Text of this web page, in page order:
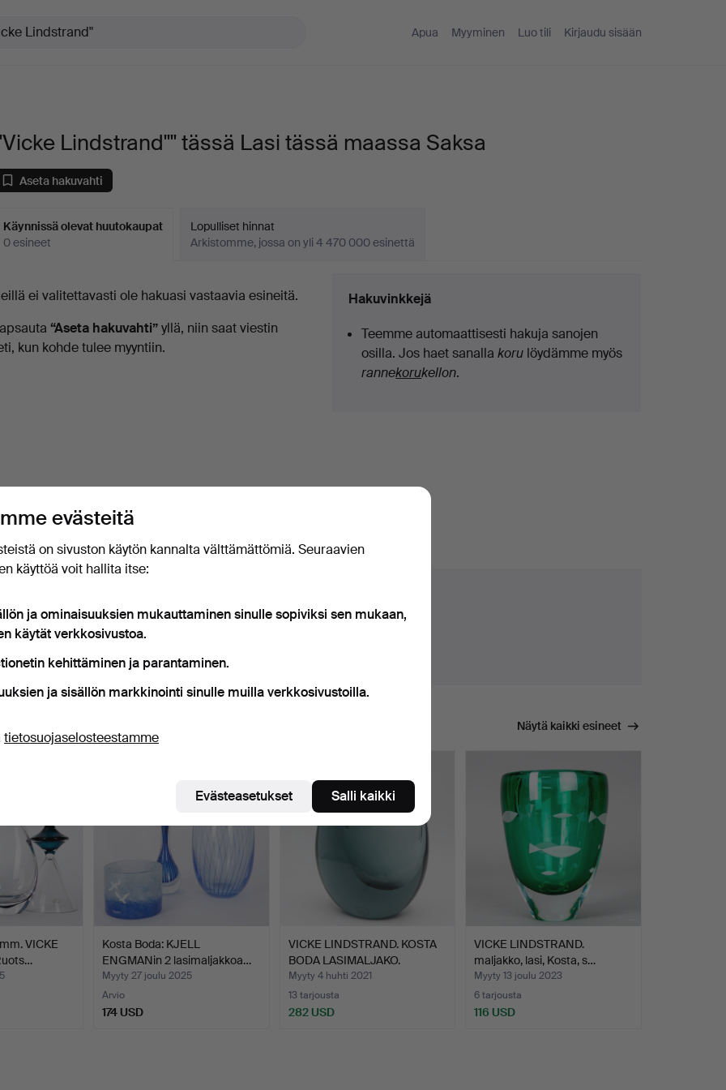
Apua Myyminen Luo tili Kirjaudu sisään
Lindstrand"" tässä Lasi tässä maassa Saksa
Aseta hakuvahti
Käynnissä olevat huutokaupat
0 esineet
Lopulliset hinnat
Arkistomme, jossa on yli 4 470 000 esinettä
ei valitettavasti ole hakuasi vastaavia esineitä.
“Aseta hakuvahti”yllä, niin saat viestin
kun kohde tulee myyntiin.
Hakuvinkkejä
Teemme automaattisesti hakuja sanojen
osilla. Jos haet sanallakoru löydämme myös
rannekorukellon.
on kiinteät kuljetushinnat kaikille esineille.
esineet, jotka vastaavat hakuasi Näytä kaikki esineet
VICKE
Kosta Boda: KJELL
ENGMANin 2 lasimaljakkoa…
Myyty 27 joulu 2025
Arvio
174 USD
VICKE LINDSTRAND. KOSTA
BODA LASIMALJAKO.
Myyty 4 huhti 2021
13 tarjousta
282 USD
VICKE LINDSTRAND.
maljakko, lasi, Kosta, s…
Myyty 13 joulu 2023
6 tarjousta
116 USD
evästeitä
on sivuston käytön kannalta välttämättömiä. Seuraavien
käyttöä voit hallita itse:
ja ominaisuuksien mukauttaminen sinulle sopiviksi sen mukaan,
käytät verkkosivustoa.
kehittäminen ja parantaminen.
ja sisällön markkinointi sinulle muilla verkkosivustoilla.
tietosuojaselosteestamme
Evästeasetukset Salli kaikki